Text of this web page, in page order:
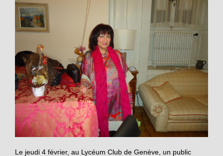
Le jeudi 4 février, au Lycéum Club de Genève, un public